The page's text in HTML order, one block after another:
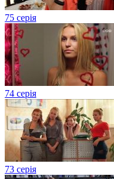
75 серія
74 серія
73 серія